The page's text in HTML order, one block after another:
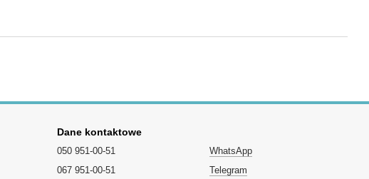
Dane kontaktowe
050 951-00-51
067 951-00-51
WhatsApp
Telegram